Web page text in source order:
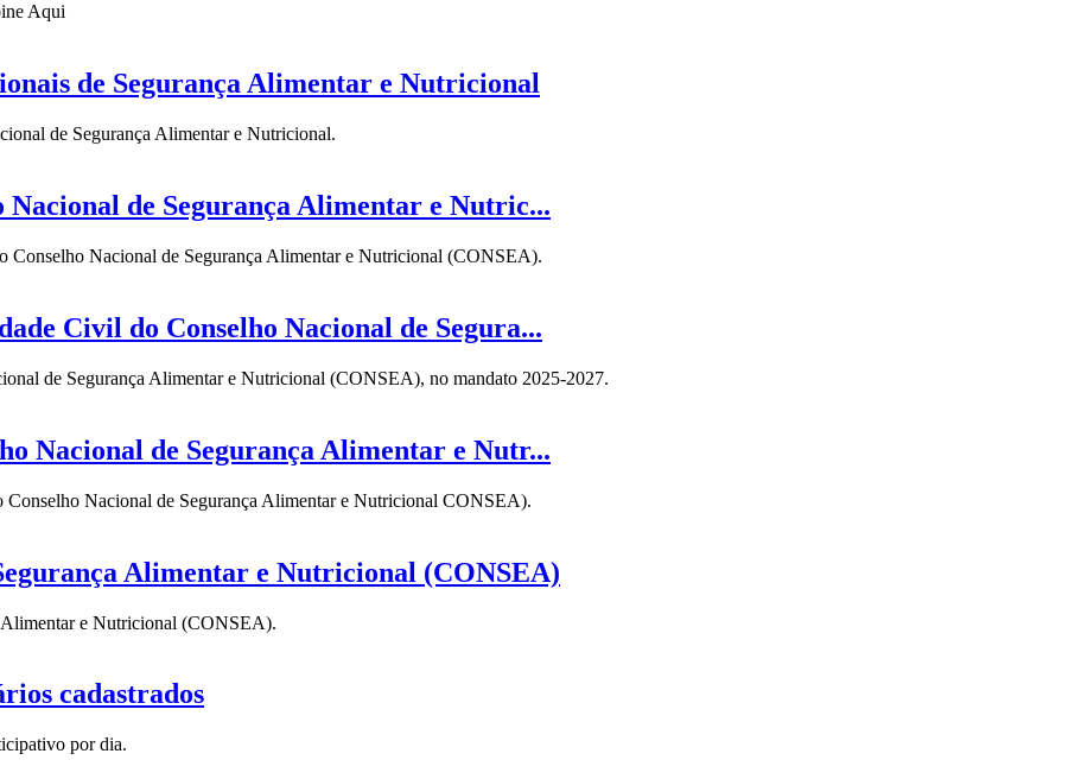
Aqui
de Segurança Alimentar e Nutricional
de Segurança Alimentar e Nutricional.
Nacional de Segurança Alimentar e Nutric...
Conselho Nacional de Segurança Alimentar e Nutricional (CONSEA).
Civil do Conselho Nacional de Segura...
de Segurança Alimentar e Nutricional (CONSEA), no mandato 2025-2027.
Nacional de Segurança Alimentar e Nutr...
Conselho Nacional de Segurança Alimentar e Nutricional CONSEA).
Alimentar e Nutricional (CONSEA)
Alimentar e Nutricional (CONSEA).
cadastrados
por dia.